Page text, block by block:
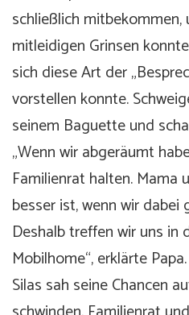
schließlich mitbekommen,
mitleidigen Grinsen
sich diese Art der
vorstellen konnte.
seinem Baguette und
„Wenn wir abgeräumt
Familienrat halten. Mama
besser ist, wenn wir
Deshalb treffen wir uns in
Mobilhome“, erklärte Papa.
Silas sah seine Chancen